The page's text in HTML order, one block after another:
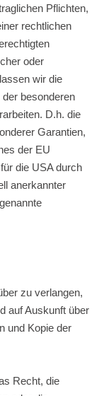
Pflichten,
rechtlichen
oder
wir die
besonderen
D.h. die
Garantien,
der EU
die USA durch
anerkannter
zu verlangen,
auf Auskunft über
und Kopie der
Recht, die